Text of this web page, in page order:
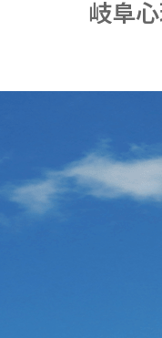
岐阜